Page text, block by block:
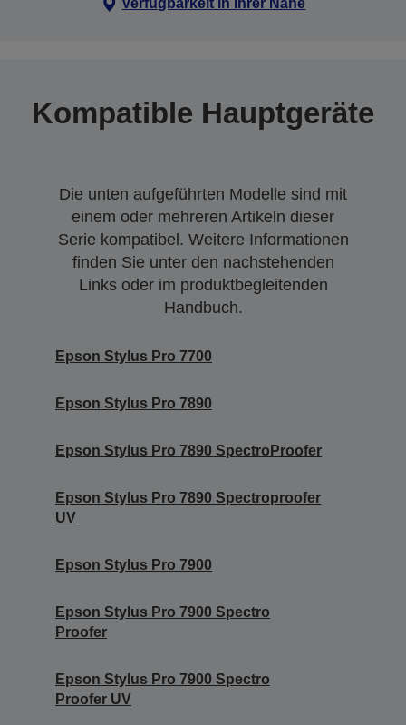
Verfügbarkeit in Ihrer Nähe
Kompatible Hauptgeräte
Die unten aufgeführten Modelle sind mit
einem oder mehreren Artikeln dieser
Serie kompatibel. Weitere Informationen
finden Sie unter den nachstehenden
Links oder im produktbegleitenden
Handbuch.
Epson Stylus Pro 7700
Epson Stylus Pro 7890
Epson Stylus Pro 7890 SpectroProofer
Epson Stylus Pro 7890 Spectroproofer
UV
Epson Stylus Pro 7900
Epson Stylus Pro 7900 Spectro
Proofer
Epson Stylus Pro 7900 Spectro
Proofer UV